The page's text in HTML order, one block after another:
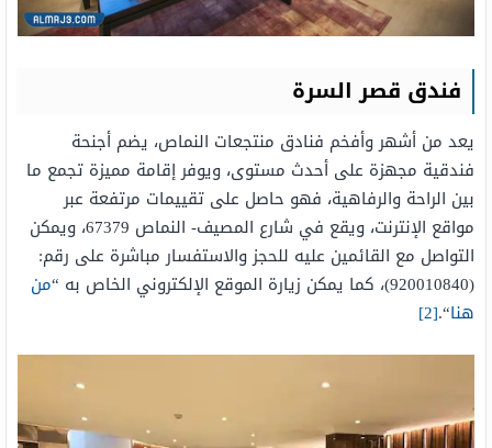
فندق قصر السرة
يعد من أشهر وأفخم فنادق منتجعات النماص، يضم أجنحة
فندقية مجهزة على أحدث مستوى، ويوفر إقامة مميزة تجمع ما
بين الراحة والرفاهية، فهو حاصل على تقييمات مرتفعة عبر
مواقع الإنترنت، ويقع في شارع المصيف- النماص 67379، ويمكن
التواصل مع القائمين عليه للحجز والاستفسار مباشرة على رقم:
(920010840)، كما يمكن زيارة الموقع الإلكتروني الخاص به “
من
هنا“.
[2]